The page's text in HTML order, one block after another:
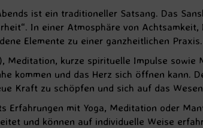
ist ein traditioneller Satsang. Das
In einer Atmosphäre von
Elemente zu einer ganzheitlichen Praxis.
Meditation, kurze spirituelle Impulse sowie
kommen und das Herz sich öffnen kann.
Kraft zu schöpfen und sich auf das
Erfahrungen mit Yoga, Meditation oder
und können auf individuelle Weise